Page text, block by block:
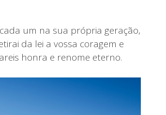
um na sua própria geração,
da lei a vossa coragem e
honra e renome eterno.